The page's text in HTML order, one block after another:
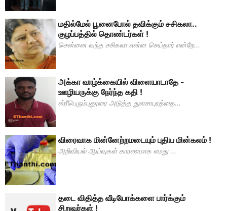
மதில்மேல் பூனைபோல் தவிக்கும் சசிகலா..
குழப்பத்தில் தொண்டர்கள் !
சென்னை வந்த சசிகலா என்ன செய்தார் என்றே...
அக்கா வாழ்க்கையில் விளையாடாதே -
ஊழியருக்கு நேர்ந்த கதி !
ஸ்ரீபெரும்புதூரை அடுத்த துளசாபுரத்தை...
விரைவாக மின்னேற்றமடையும் புதிய மின்கலம் !
அறி­வியல் ஆய்­வுகள் கார­ண­மாக எமது ...
தடை விதித்த வீடியோக்களை பார்க்கும்
சிறுவர்கள் !